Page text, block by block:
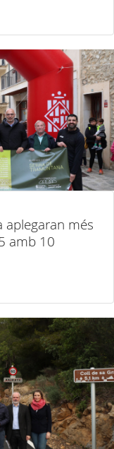
aplegaran més
amb 10